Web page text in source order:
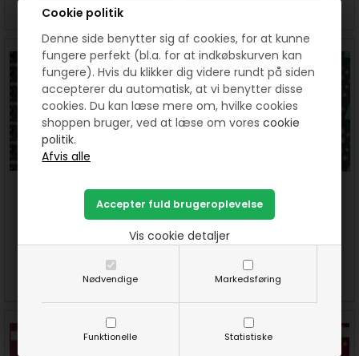
Cookie politik
Denne side benytter sig af cookies, for at kunne
fungere perfekt (bl.a. for at indkøbskurven kan
fungere). Hvis du klikker dig videre rundt på siden
accepterer du automatisk, at vi benytter disse
cookies. Du kan læse mere om, hvilke cookies
shoppen bruger, ved at læse om vorescookie
politik.
Nødvendige Markedsføring
Funktionelle Statistiske
Vis cookie detaljer
SE MERE
Jule bomuldsstof bred Grøn
med jule sokker
150 DKK pr. meter
SE MERE
Jule bomuldsstof bred Grøn
med juletræer
150,00
meter
SE MERE